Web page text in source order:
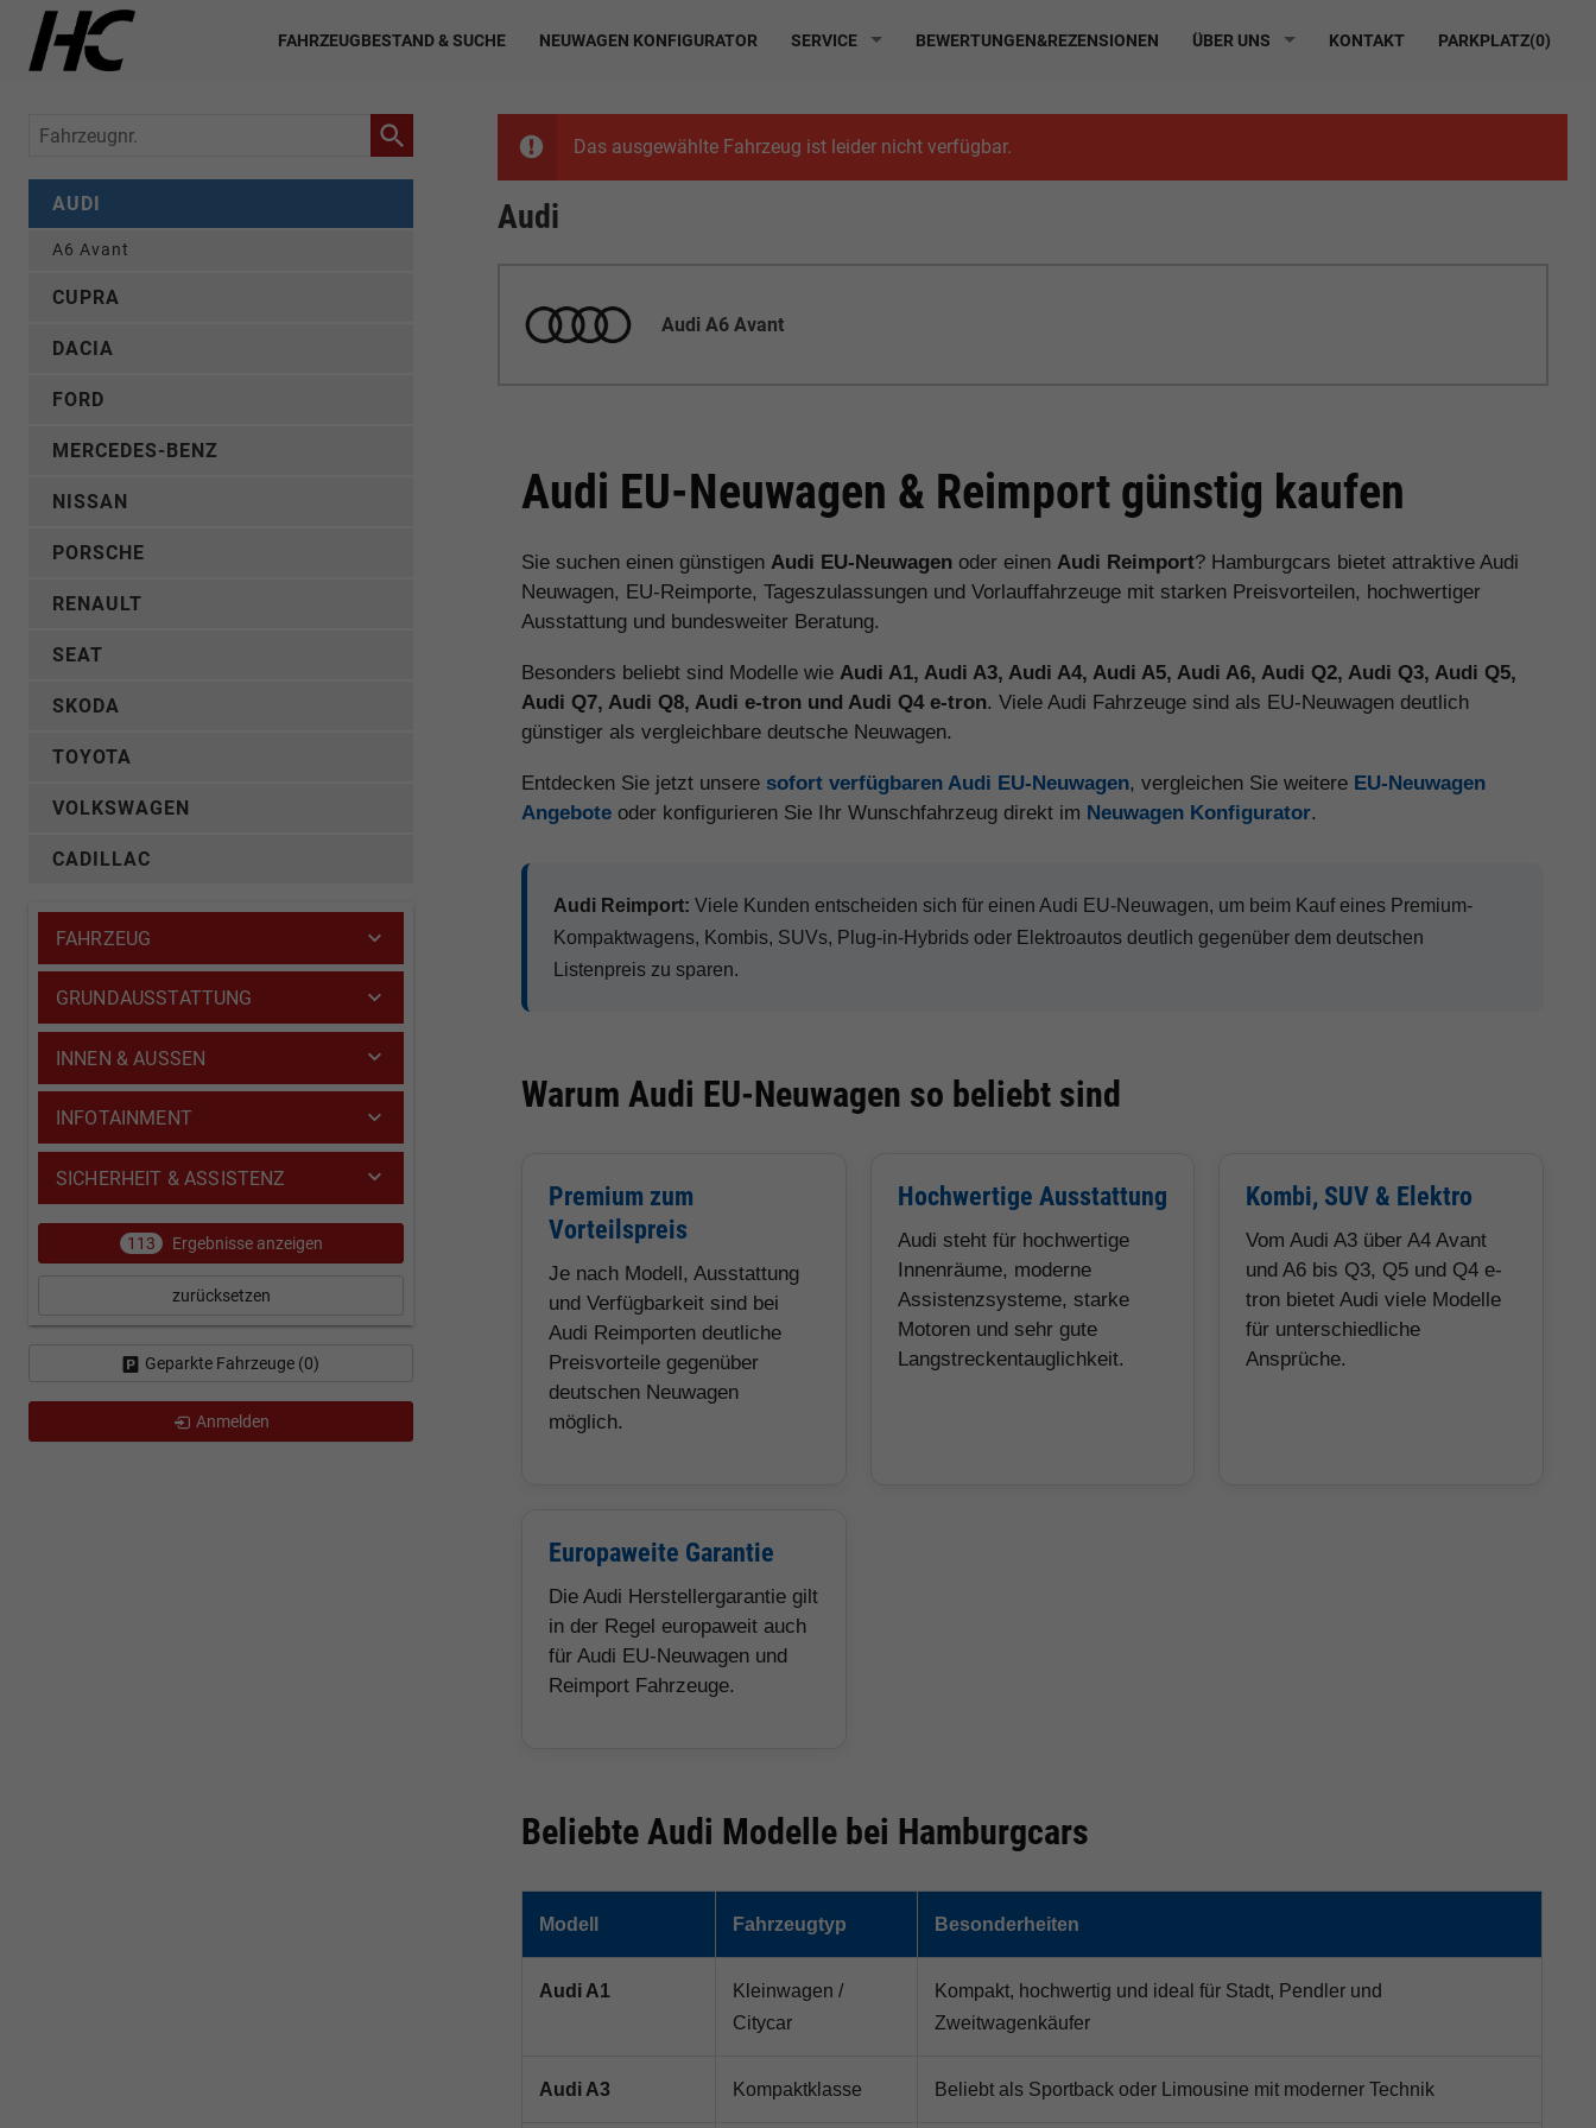
FAHRZEUGBESTAND & SUCHE NEUWAGEN KONFIGURATOR SERVICE BEWERTUNGEN&REZENSIONEN ÜBER UNS KONTAKT PARKPLATZ(0)
Das ausgewählte Fahrzeug ist leider nicht verfügbar.
Audi
Audi A6 Avant
Audi EU-Neuwagen & Reimport günstig kaufen
Sie suchen einen günstigenAudi EU-Neuwagen oder einenAudi Reimport? Hamburgcars bietet attraktive Audi
Neuwagen, EU-Reimporte, Tageszulassungen und Vorlauffahrzeuge mit starken Preisvorteilen, hochwertiger
Ausstattung und bundesweiter Beratung.
Besonders beliebt sind Modelle wieAudi A1, Audi A3, Audi A4, Audi A5, Audi A6, Audi Q2, Audi Q3, Audi Q5,
Audi Q7, Audi Q8, Audi e-tron und Audi Q4 e-tron. Viele Audi Fahrzeuge sind als EU-Neuwagen deutlich
günstiger als vergleichbare deutsche Neuwagen.
Entdecken Sie jetzt unsere sofort verfügbaren Audi EU-Neuwagen, vergleichen Sie weitere EU-Neuwagen
Angebote oder konfigurieren Sie Ihr Wunschfahrzeug direkt im Neuwagen Konfigurator.
Audi Reimport: Viele Kunden entscheiden sich für einen Audi EU-Neuwagen, um beim Kauf eines Premium-
Kompaktwagens, Kombis, SUVs, Plug-in-Hybrids oder Elektroautos deutlich gegenüber dem deutschen
Listenpreis zu sparen.
Warum Audi EU-Neuwagen so beliebt sind
Premium zum
Vorteilspreis
Je nach Modell, Ausstattung
und Verfügbarkeit sind bei
Audi Reimporten deutliche
Preisvorteile gegenüber
deutschen Neuwagen
möglich.
Hochwertige Ausstattung
Audi steht für hochwertige
Innenräume, moderne
Assistenzsysteme, starke
Motoren und sehr gute
Langstreckentauglichkeit.
Kombi, SUV & Elektro
Vom Audi A3 über A4 Avant
und A6 bis Q3, Q5 und Q4 e-
tron bietet Audi viele Modelle
für unterschiedliche
Ansprüche.
Europaweite Garantie
Die Audi Herstellergarantie gilt
in der Regel europaweit auch
für Audi EU-Neuwagen und
Reimport Fahrzeuge.
Beliebte Audi Modelle bei Hamburgcars
Modell Fahrzeugtyp Besonderheiten
Audi A1
Kleinwagen /
Citycar
Kompakt, hochwertig und ideal für Stadt, Pendler und
Zweitwagenkäufer
Audi A3 Kompaktklasse Beliebt als Sportback oder Limousine mit moderner Technik
Fahrzeugnr.
AUDI
A6 Avant
CUPRA
DACIA
FORD
MERCEDES-BENZ
NISSAN
PORSCHE
RENAULT
SEAT
SKODA
TOYOTA
VOLKSWAGEN
CADILLAC
FAHRZEUG
GRUNDAUSSTATTUNG
INNEN & AUSSEN
INFOTAINMENT
SICHERHEIT & ASSISTENZ
113 Ergebnisse anzeigen
zurücksetzen
Geparkte Fahrzeuge (0)
Anmelden